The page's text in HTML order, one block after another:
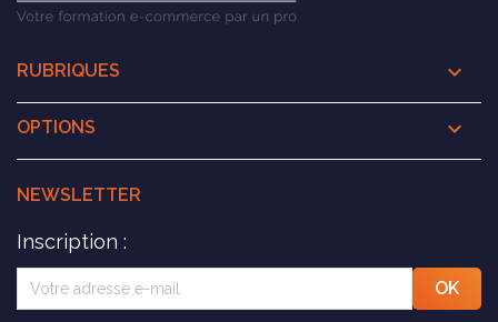
RUBRIQUES 
OPTIONS 
NEWSLETTER
Inscription :